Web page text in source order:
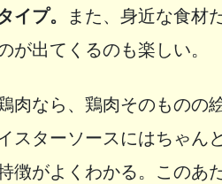
プ。 また、身近な食材
出てくるのも楽しい。
肉なら、鶏肉そのものの
スターソースにはちゃん
徴がよくわかる。このあ